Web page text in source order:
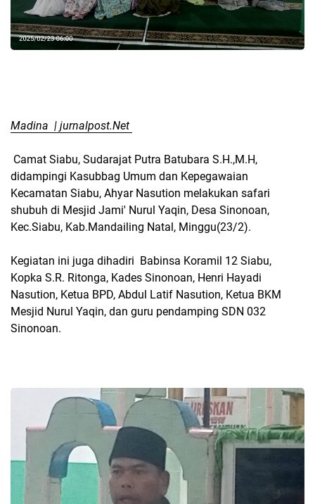
Madina | jurnalpost.Net
Camat Siabu, Sudarajat Putra Batubara S.H.,M.H,
didampingi Kasubbag Umum dan Kepegawaian
Kecamatan Siabu, Ahyar Nasution melakukan safari
shubuh di Mesjid Jami' Nurul Yaqin, Desa Sinonoan,
Kec.Siabu, Kab.Mandailing Natal, Minggu(23/2).
Kegiatan ini juga dihadiri Babinsa Koramil 12 Siabu,
Kopka S.R. Ritonga, Kades Sinonoan, Henri Hayadi
Nasution, Ketua BPD, Abdul Latif Nasution, Ketua BKM
Mesjid Nurul Yaqin, dan guru pendamping SDN 032
Sinonoan.